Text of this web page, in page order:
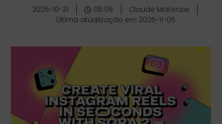
2025-10-21 06:08
Claude McKenzie
Última atualização em 2025-11-05